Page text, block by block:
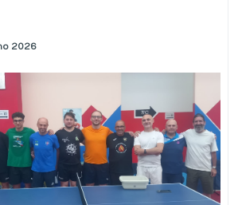
Calendario
Portale risultati
2026